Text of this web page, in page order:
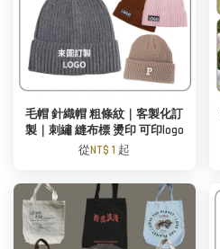
毛帽 針織帽 粗條紋｜客製化訂
製｜刺繡 縫布標 燙印 可印logo
從NT$ 1 起